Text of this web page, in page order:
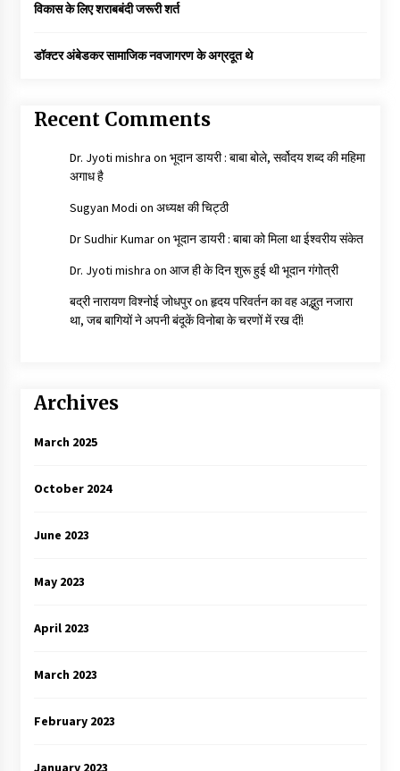
विकास के लिए शराबबंदी जरूरी शर्त
डॉक्टर अंबेडकर सामाजिक नवजागरण के अग्रदूत थे
Recent Comments
Dr. Jyoti mishra on भूदान डायरी : बाबा बोले, सर्वोदय शब्द की महिमा
अगाध है
Sugyan Modi on अध्यक्ष की चिट्ठी
Dr Sudhir Kumaron भूदान डायरी : बाबा को मिला था ईश्वरीय संकेत
Dr. Jyoti mishra on आज ही के दिन शुरू हुई थी भूदान गंगोत्री
बद्री नारायण विश्नोई जोधपुरon हृदय परिवर्तन का वह अद्भुत नजारा
था, जब बागियों ने अपनी बंदूकें विनोबा के चरणों में रख दीं!
Archives
March 2025
October 2024
June 2023
May 2023
April 2023
March 2023
February 2023
January 2023